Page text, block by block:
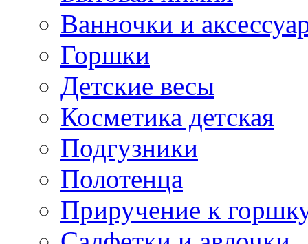
Ванночки и
Горшки
Детские весы
Косметика детская
Подгузники
Полотенца
Приручение к